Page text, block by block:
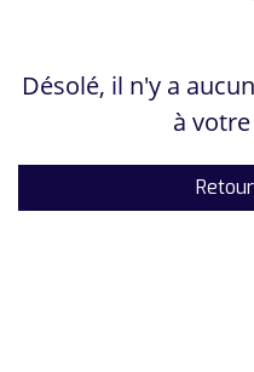
Désolé, il n'y a
à